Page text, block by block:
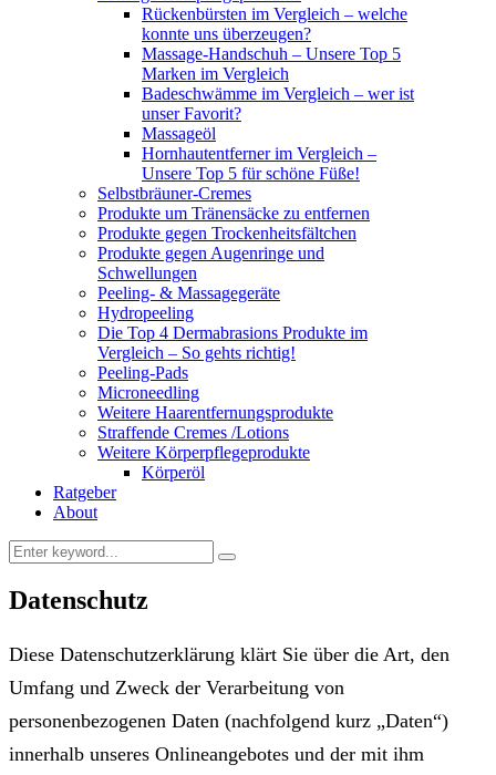
Rückenbürsten im Vergleich – welche
konnte uns überzeugen?
Massage-Handschuh – Unsere Top 5
Marken im Vergleich
Badeschwämme im Vergleich – wer ist
unser Favorit?
Massageöl
Hornhautentferner im Vergleich –
Unsere Top 5 für schöne Füße!
Selbstbräuner-Cremes
Produkte um Tränensäcke zu entfernen
Produkte gegen Trockenheitsfältchen
Produkte gegen Augenringe und
Schwellungen
Peeling- & Massagegeräte
Hydropeeling
Die Top 4 Dermabrasions Produkte im
Vergleich – So gehts richtig!
Peeling-Pads
Microneedling
Weitere Haarentfernungsprodukte
Straffende Cremes /Lotions
Weitere Körperpflegeprodukte
Körperöl
Ratgeber
About
Datenschutz
Diese Datenschutzerklärung klärt Sie über die Art, den
Umfang und Zweck der Verarbeitung von
personenbezogenen Daten (nachfolgend kurz „Daten“)
innerhalb unseres Onlineangebotes und der mit ihm